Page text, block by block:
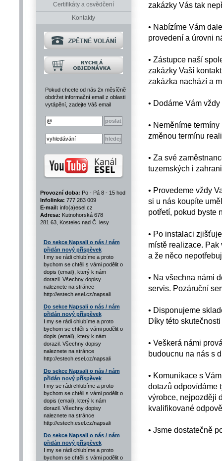
Certifikáty a osvědčení
Kontakty
Pokud chcete od nás 2x měsíčně
obdržet informační email z oblasti
vytápění, zadejte Váš email
Provozní doba: Po - Pá 8 - 15 hod
Infolinka: 777 283 009
E-mail: info(a)esel.cz
Adresa: Kutnohorská 678
281 63, Kostelec nad Č. lesy
Do sekce Napsali o nás / nám
přidán nový příspěvek
I my se rádi chlubíme a proto
bychom se chtěli s vámi podělit o
dopis (email), který k nám
dorazil. Všechny dopisy
naleznete na stránce
http://estech.esel.cz/napsali
Do sekce Napsali o nás / nám
přidán nový příspěvek
I my se rádi chlubíme a proto
bychom se chtěli s vámi podělit o
dopis (email), který k nám
dorazil. Všechny dopisy
naleznete na stránce
http://estech.esel.cz/napsali
Do sekce Napsali o nás / nám
přidán nový příspěvek
I my se rádi chlubíme a proto
bychom se chtěli s vámi podělit o
dopis (email), který k nám
dorazil. Všechny dopisy
naleznete na stránce
http://estech.esel.cz/napsali
Do sekce Napsali o nás / nám
přidán nový příspěvek
I my se rádi chlubíme a proto
bychom se chtěli s vámi podělit o
zakázky Vás tak
• Nabízíme Vám
provedení a úrovni
• Zástupce naší
zakázky Vaší
zakázka nachází a
• Dodáme Vám
• Neměníme
změnou termínu
• Za své
tuzemských i
• Provedeme vždy
si u nás koupíte
potřetí, pokud byste
• Po instalaci
místě realizace.
a že něco
• Na všechna námi
servis. Pozáruční
• Disponujeme
Díky této
• Veškerá námi
budoucnu na nás s
• Komunikace s
dotazů odpovídáme
výrobce, nejpozději
kvalifikované
• Jsme dostatečně